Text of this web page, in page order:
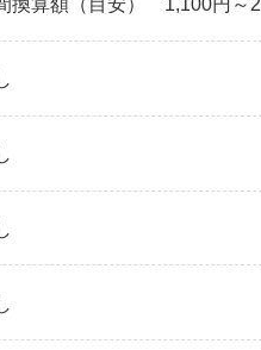
換算額（目安） 1,100円～